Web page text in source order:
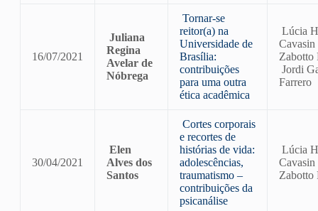
16/07/2021
Juliana
Regina
Avelar de
Nóbrega
Tornar-se
reitor(a) na
Universidade de
Brasília:
contribuições
para uma outra
ética acadêmica
Lúcia
Cavasin
Zabotto
Jordi
Farrero
30/04/2021
Elen
Alves dos
Santos
Cortes corporais
e recortes de
histórias de vida:
adolescências,
traumatismo –
contribuições da
psicanálise
Lúcia
Cavasin
Zabotto